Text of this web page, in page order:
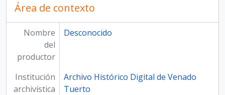
Área de contexto
Nombre
del
productor
Desconocido
Institución
archivística
Archivo Histórico Digital de Venado
Tuerto